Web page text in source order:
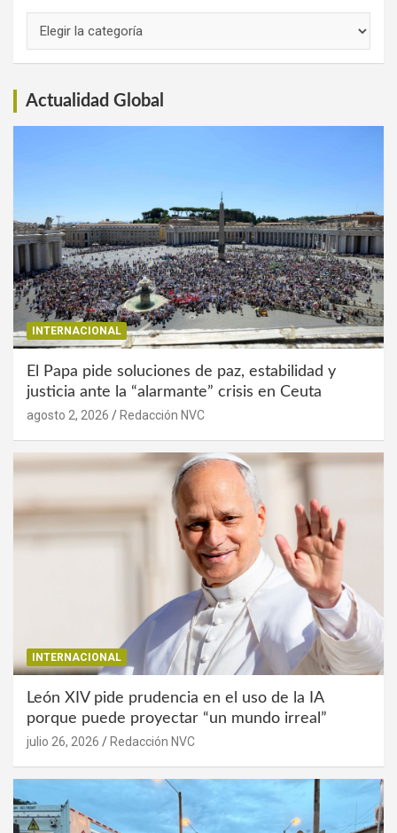
Actualidad Global
INTERNACIONAL
El Papa pide soluciones de paz, estabilidad y
justicia ante la “alarmante” crisis en Ceuta
agosto 2, 2026 Redacción NVC
INTERNACIONAL
León XIV pide prudencia en el uso de la IA
porque puede proyectar “un mundo irreal”
julio 26, 2026 Redacción NVC